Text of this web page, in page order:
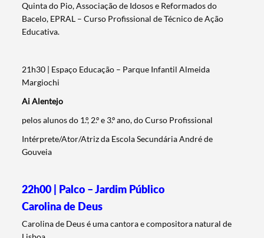
Quinta do Pio, Associação de Idosos e Reformados do
Bacelo, EPRAL – Curso Profissional de Técnico de Ação
Educativa.
21h30 | Espaço Educação – Parque Infantil Almeida
Margiochi
Ai Alentejo
pelos alunos do 1.º, 2.º e 3.º ano, do Curso Profissional
Intérprete/Ator/Atriz da Escola Secundária André de
Gouveia
22h00 | Palco – Jardim Público
Carolina de Deus
Carolina de Deus é uma cantora e compositora natural de